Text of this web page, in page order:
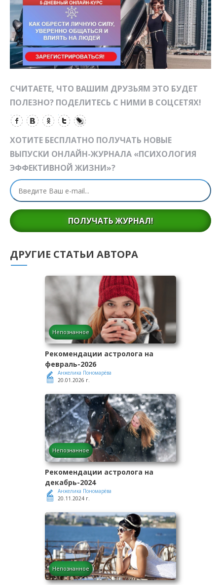
СЧИТАЕТЕ, ЧТО ВАШИМ ДРУЗЬЯМ ЭТО БУДЕТ
ПОЛЕЗНО? ПОДЕЛИТЕСЬ С НИМИ В СОЦСЕТЯХ!
ХОТИТЕ БЕСПЛАТНО ПОЛУЧАТЬ НОВЫЕ
ВЫПУСКИ ОНЛАЙН-ЖУРНАЛА «ПСИХОЛОГИЯ
ЭФФЕКТИВНОЙ ЖИЗНИ»?
ПОЛУЧАТЬ ЖУРНАЛ!
ДРУГИЕ СТАТЬИ АВТОРА
Непознанное
Рекомендации астролога на
февраль-2026
Анжелика Пономарёва
20.01.2026 г.
Непознанное
Рекомендации астролога на
декабрь-2024
Анжелика Пономарёва
20.11.2024 г.
Непознанное